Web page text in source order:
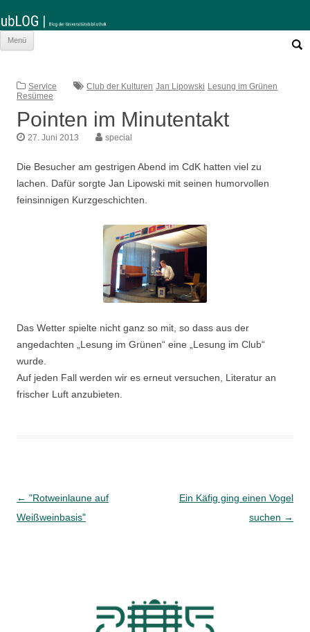
Menü
nach:
Service Club der Kulturen Jan Lipowski Lesung im Grünen
Resümee
Pointen im Minutentakt
27. Juni 2013 special
Die Besucher am gestrigen Abend im CdK hatten viel zu
lachen. Dafür sorgte Jan Lipowski mit seinen humorvollen
feinsinnigen Kurzgeschichten.
Das Wetter spielte nicht ganz so mit, so dass aus der
angedachten „Lesung im Grünen“ eine „Lesung im Club“
wurde.
Auf jeden Fall werden wir es erneut versuchen, Literatur an
frischer Luft anzubieten.
Beitragsnavigation
← "Rotweinlaune auf
Weißweinbasis"
Ein Käfig ging einen Vogel
suchen →